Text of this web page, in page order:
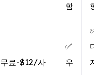
함
무료-$12/사
✅
우